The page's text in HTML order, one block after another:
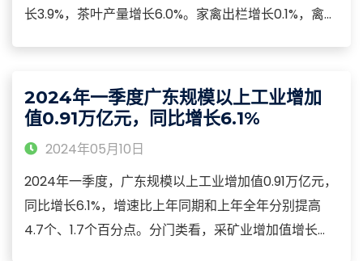
长3.9%，茶叶产量增长6.0%。家禽出栏增长0.1%，禽肉
输、仓储和邮政业，租赁和商务服务业，信息传输、软
件和信息技术服务业分别增长12.7%、10.0%、9.0%。
2024年一季度广东规模以上工业增加
值0.91万亿元，同比增长6.1%
2024年05月10日
2024年一季度，广东规模以上工业增加值0.91万亿元，
同比增长6.1%，增速比上年同期和上年全年分别提高
4.7个、1.7个百分点。分门类看，采矿业增加值增长